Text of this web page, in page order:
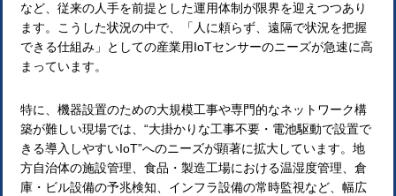
など、従来の人手を前提とした運用体制が限界を迎えつつあり
ます。こうした状況の中で、「人に頼らず、遠隔で状況を把握
できる仕組み」としての産業用IoTセンサーのニーズが急速に高
まっています。
特に、機器設置のための大規模工事や専門的なネットワーク構
築が難しい現場では、“大掛かりな工事不要・電池駆動で設置で
きる導入しやすいIoT”へのニーズが顕著に拡大しています。地
方自治体の施設管理、食品・製造工場における温湿度管理、倉
庫・ビル設備の予兆検知、インフラ設備の常時監視など、幅広